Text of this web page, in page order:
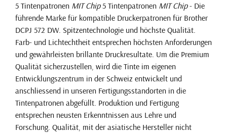
5 Tintenpatronen MIT Chip5 Tintenpatronen MIT Chip- Die
führende Marke für kompatible Druckerpatronen für Brother
DCPJ 572 DW. Spitzentechnologie und höchste Qualität.
Farb- und Lichtechtheit entsprechen höchsten Anforderungen
und gewährleisten brillante Druckresultate. Um die Premium
Qualität sicherzustellen, wird die Tinte im eigenen
Entwicklungszentrum in der Schweiz entwickelt und
anschliessend in unseren Fertigungsstandorten in die
Tintenpatronen abgefüllt. Produktion und Fertigung
entsprechen neusten Erkenntnissen aus Lehre und
Forschung. Qualität, mit der asiatische Hersteller nicht